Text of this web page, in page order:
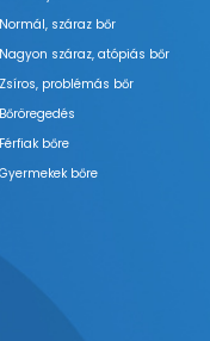
Normál, száraz bőr
Nagyon száraz, atópiás bőr
Zsíros, problémás bőr
Bőröregedés
Férfiak bőre
Gyermekek bőre